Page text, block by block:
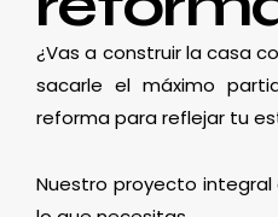
¿Vas a construir la casa
sacarle el máximo
reforma para reflejar tu
Nuestro proyecto